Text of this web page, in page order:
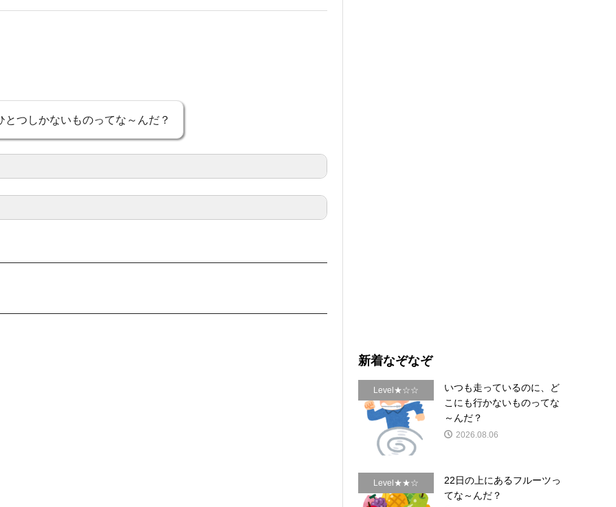
とつしかないものってな～んだ？
新着なぞなぞ
Level★☆☆
いつも走っているのに、ど
こにも行かないものってな
～んだ？
2026.08.06
Level★★☆
22日の上にあるフルーツっ
てな～んだ？